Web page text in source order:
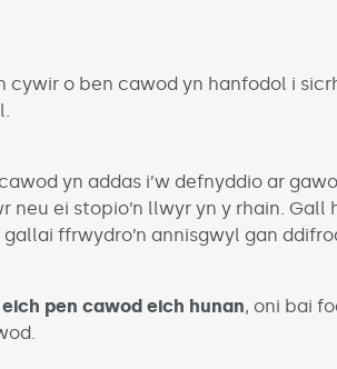
cywir o ben cawod yn hanfodol i
yn addas i’w defnyddio ar
neu ei stopio’n llwyr yn y rhain.
ffrwydro’n annisgwyl gan
pen cawod eich hunan, oni bai